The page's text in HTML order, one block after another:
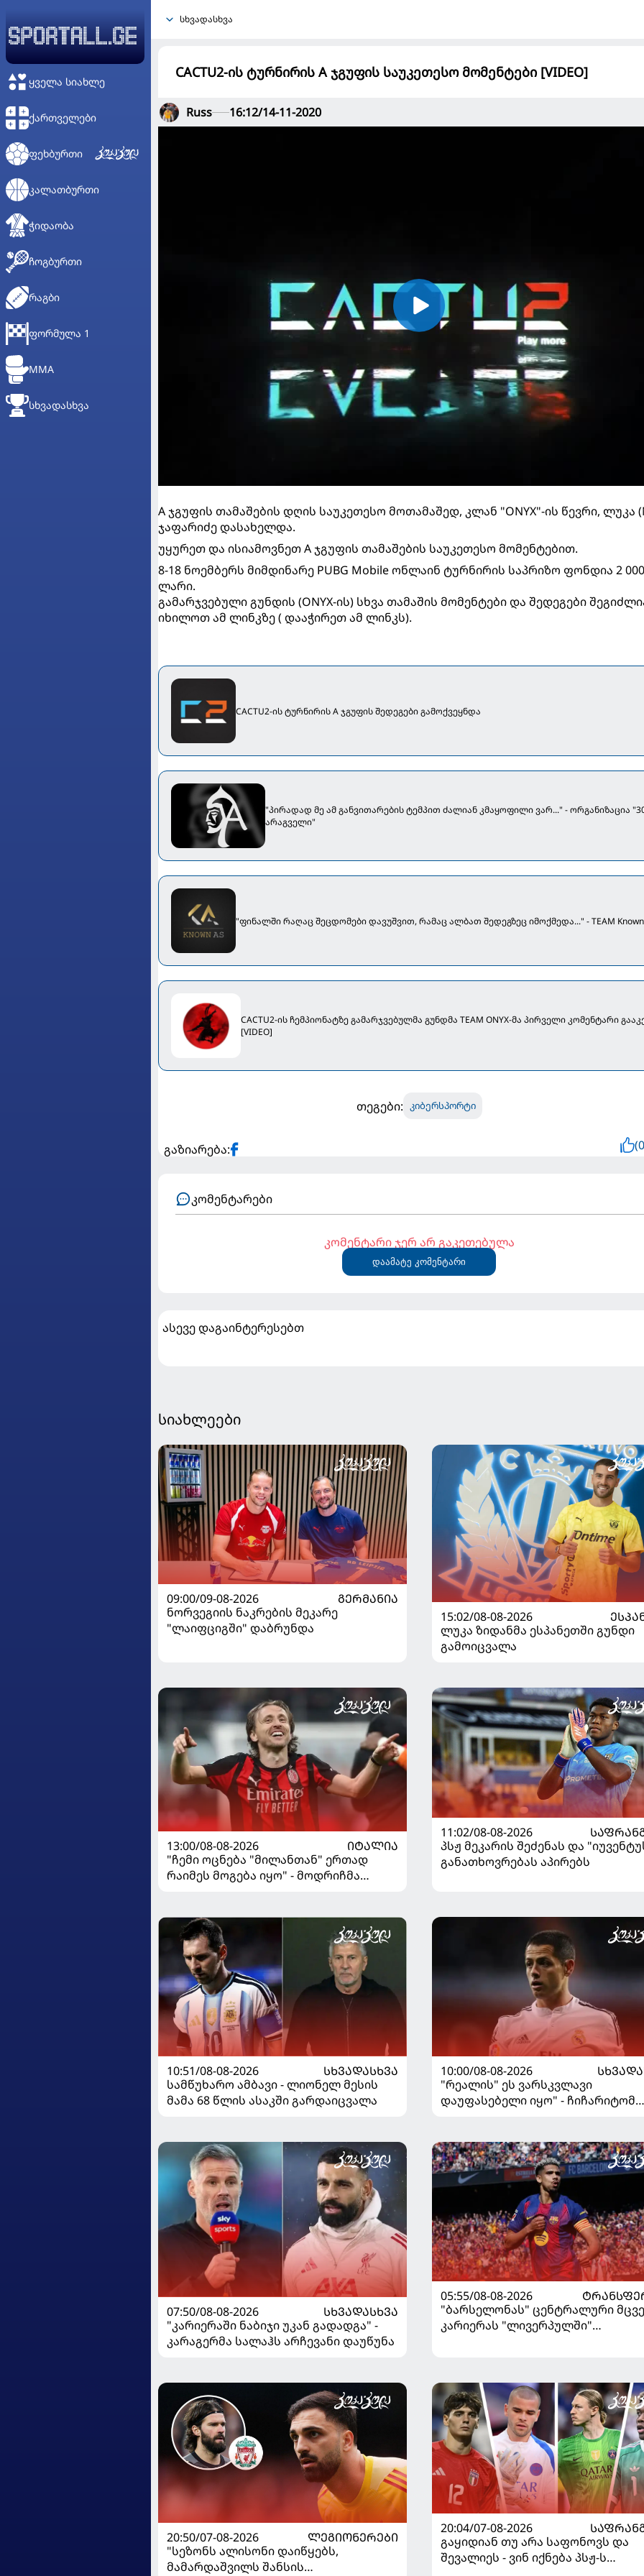
ᲧᲕᲔᲚᲐ ᲡᲘᲐᲮᲚᲔ
ᲥᲐᲠᲗᲕᲔᲚᲔᲑᲘ
ᲤᲔᲮᲑᲣᲠᲗᲘ
ᲙᲐᲚᲐᲗᲑᲣᲠᲗᲘ
ᲭᲘᲓᲐᲝᲑᲐ
ᲩᲝᲒᲑᲣᲠᲗᲘ
ᲠᲐᲒᲑᲘ
ᲤᲝᲠᲛᲣᲚᲐ 1
MMA
ᲡᲮᲕᲐᲓᲐᲡᲮᲕᲐ
სხვადასხვა
CACTU2-ის ტურნირის A ჯგუფის საუკეთესო მომენტები [VIDEO]
Russ 16:12/14-11-2020
A ჯგუფის თამაშების დღის საუკეთესო მოთამაშედ, კლან "ONYX"-ის წევრი, ლუკა
ჯაფარიძე დასახელდა.
უყურეთ და ისიამოვნეთ A ჯგუფის თამაშების საუკეთესო მომენტებით.
8-18 ნოემბერს მიმდინარე PUBG Mobile ონლაინ ტურნირის საპრიზო ფონდია 2 000
ლარი.
გამარჯვებული გუნდის (ONYX-ის) სხვა თამაშის მომენტები და შედეგები
იხილოთამ ლინკზე( დააჭირეთ ამ ლინკს).
CACTU2-ის ტურნირის A ჯგუფის შედეგები გამოქვეყნდა
"პირადად მე ამ განვითარების ტემპით ძალიან კმაყოფილი ვარ..." - ორგანიზაცია
არაგველი"
"ფინალში რაღაც შეცდომები დავუშვით, რამაც ალბათ შედეგზეც იმოქმედა..." - TEAM
CACTU2-ის ჩემპიონატზე გამარჯვებულმა გუნდმა TEAM ONYX-მა პირველი კომენტარი
[VIDEO]
თეგები: კიბერსპორტი
გაზიარება:
კომენტარები
კომენტარი ჯერ არ გაკეთებულა
დაამატე კომენტარი
ასევე დაგაინტერესებთ
სიახლეები
09:00/09-08-2026
ᲒᲔᲠᲛᲐᲜᲘᲐ
ნორვეგიის ნაკრების მეკარე
"ლაიფციგში" დაბრუნდა
15:02/08-08-2026
ლუკა ზიდანმა ესპანეთში გუნდი
გამოიცვალა
13:00/08-08-2026
ᲘᲢᲐᲚᲘᲐ
"ჩემი ოცნება "მილანთან" ერთად
რაიმეს მოგება იყო" - მოდრიჩმა
11:02/08-08-2026
პსჟ მეკარის შეძენას და
განათხოვრებას აპირებს
10:51/08-08-2026
ᲡᲮᲕᲐᲓᲐᲡᲮᲕᲐ
სამწუხარო ამბავი - ლიონელ მესის
მამა 68 წლის ასაკში გარდაიცვალა
10:00/08-08-2026
"რეალის" ეს ვარსკვლავი
დაუფასებელი იყო" - ჩიჩარიტომ
07:50/08-08-2026
ᲡᲮᲕᲐᲓᲐᲡᲮᲕᲐ
"კარიერაში ნაბიჯი უკან გადადგა" -
კარაგერმა სალაჰს არჩევანი დაუწუნა
05:55/08-08-2026
"ბარსელონას" ცენტრალური
კარიერას "ლივერპულში"
20:50/07-08-2026
ᲚᲔᲒᲘᲝᲜᲔᲠᲔᲑᲘ
"სეზონს ალისონი დაიწყებს,
მამარდაშვილს შანსის
20:04/07-08-2026
გაყიდიან თუ არა საფონოვს და
შევალიეს - ვინ იქნება პსჟ-ს